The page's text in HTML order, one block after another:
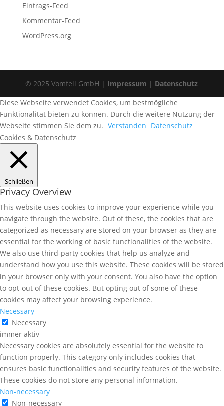
Eintrags-Feed
Kommentar-Feed
WordPress.org
© 2025 Vomfell GmbH | Impressum | Datenschutz
Diese Webseite verwendet Cookies, um bestmögliche
Funktionalität bieten zu können. Durch die weitere Nutzung der
Webseite stimmen Sie dem zu. Verstanden Datenschutz
Cookies & Datenschutz
Schließen
Privacy Overview
This website uses cookies to improve your experience while you
navigate through the website. Out of these, the cookies that are
categorized as necessary are stored on your browser as they are
essential for the working of basic functionalities of the website.
We also use third-party cookies that help us analyze and
understand how you use this website. These cookies will be stored
in your browser only with your consent. You also have the option
to opt-out of these cookies. But opting out of some of these
cookies may affect your browsing experience.
Necessary
Necessary
immer aktiv
Necessary cookies are absolutely essential for the website to
function properly. This category only includes cookies that
ensures basic functionalities and security features of the website.
These cookies do not store any personal information.
Non-necessary
Non-necessary